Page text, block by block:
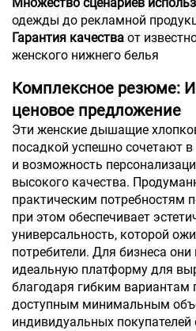
одежды до рекламной
Гарантия качества от
женского нижнего белья
Комплексное резюме:
ценовое предложение
Эти женские дышащие
посадкой успешно сочетают
и возможность
высокого качества.
практическим потребностям
при этом обеспечивает
универсальность, которой
потребители. Для бизнеса
идеальную платформу для
благодаря гибким вариантам
доступным минимальным
индивидуальных